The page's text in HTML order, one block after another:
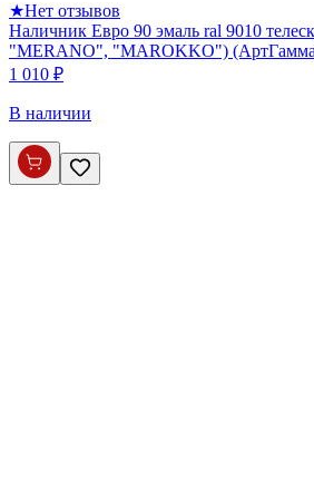
★Нет отзывов
Наличник Евро 90 эмаль ral 9010
"MERANO", "MAROKKO")
1 010 ₽
В наличии